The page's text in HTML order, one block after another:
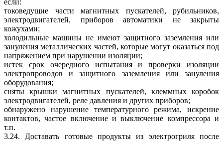
токоведущие части магнитных пускателей, рубильников,
электродвигателей, приборов автоматики не закрыты
кожухами;
холодильные машины не имеют защитного заземления или
зануления металлических частей, которые могут оказаться под
напряжением при нарушении изоляции;
истек срок очередного испытания и проверки изоляции
электропроводов и защитного заземления или зануления
оборудования;
сняты крышки магнитных пускателей, клеммных коробок
электродвигателей, реле давления и других приборов;
обнаружено нарушение температурного режима, искрение
контактов, частое включение и выключение компрессора и
т.п.
3.24. Доставать готовые продукты из электрогриля после